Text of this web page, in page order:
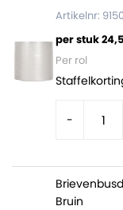
Artikelnr:
per stuk
Per rol
-
Bruin